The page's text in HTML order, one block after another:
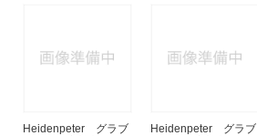
Heidenpeter グラブ
Heidenpeter グラブ